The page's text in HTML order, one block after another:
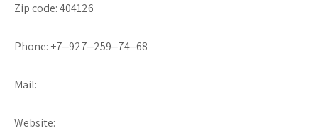
Zip code: 404126
Phone: +7‒927‒259‒74‒68
Mail:
Website: